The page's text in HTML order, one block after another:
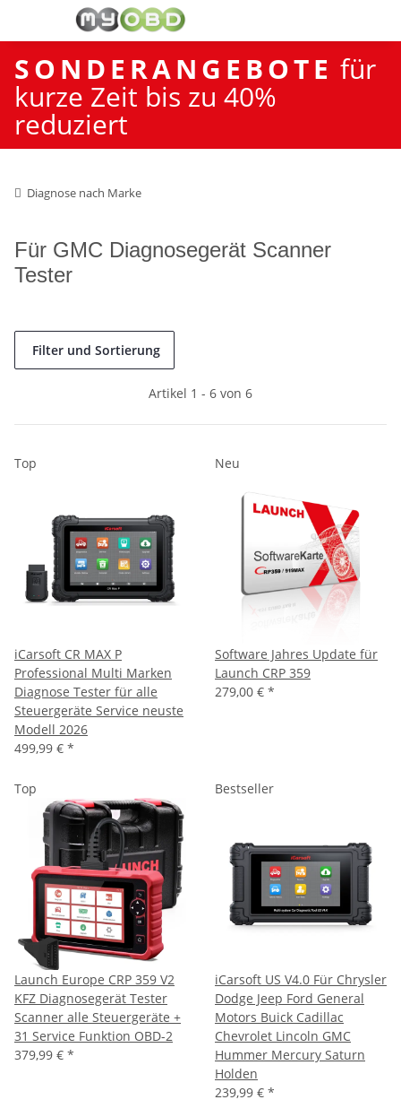
SONDERANGEBOTE für
kurze Zeit bis zu 40%
reduziert
Diagnose nach Marke
Für GMC Diagnosegerät Scanner
Tester
Filter und Sortierung
Artikel 1 - 6 von 6
Top
iCarsoft CR MAX P
Professional Multi Marken
Diagnose Tester für alle
Steuergeräte Service neuste
Modell 2026
499,99 € *
Neu
Software Jahres Update für
Launch CRP 359
279,00 € *
Top
Launch Europe CRP 359 V2
KFZ Diagnosegerät Tester
Scanner alle Steuergeräte +
31 Service Funktion OBD-2
379,99 € *
Bestseller
iCarsoft US V4.0 Für Chrysler
Dodge Jeep Ford General
Motors Buick Cadillac
Chevrolet Lincoln GMC
Hummer Mercury Saturn
Holden
239,99 € *